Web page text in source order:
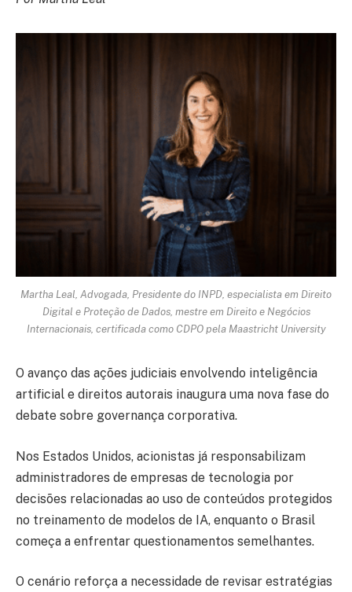
Martha Leal, Advogada, Presidente do INPD, especialista em Direito
Digital e Proteção de Dados, mestre em Direito e Negócios
Internacionais, certificada como CDPO pela Maastricht University
O avanço das ações judiciais envolvendo inteligência
artificial e direitos autorais inaugura uma nova fase do
debate sobre governança corporativa.
Nos Estados Unidos, acionistas já responsabilizam
administradores de empresas de tecnologia por
decisões relacionadas ao uso de conteúdos protegidos
no treinamento de modelos de IA, enquanto o Brasil
começa a enfrentar questionamentos semelhantes.
O cenário reforça a necessidade de revisar estratégias